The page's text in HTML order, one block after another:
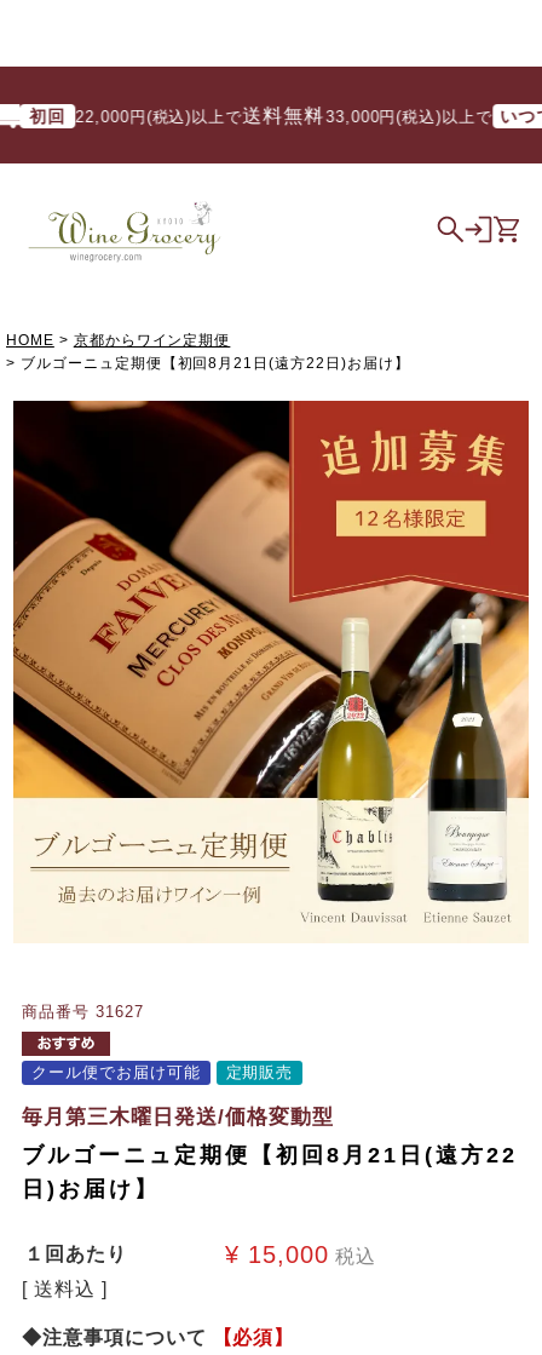
22,000円(税込)以上で送料無料/ 33,000円(税込)以上で いつでも
HOME
京都からワイン定期便
ブルゴーニュ定期便【初回8月21日(遠方22日)お届け】
商品番号 31627
クール便でお届け可能 定期販売
毎月第三木曜日発送/価格変動型
ブルゴーニュ定期便【初回8月21日(遠方22
日)お届け】
１回あたり ¥ 15,000 税込
送料込
◆注意事項について
【必須】